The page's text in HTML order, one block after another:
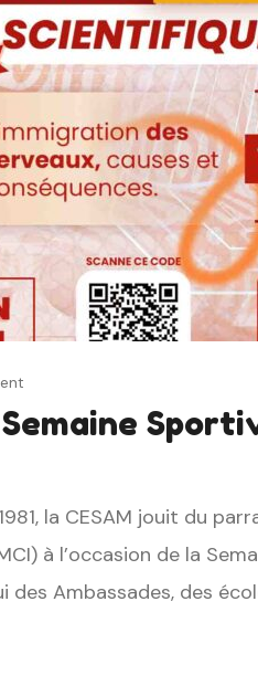
la CESAM jouit du
à l’occasion de la
des Ambassades, des